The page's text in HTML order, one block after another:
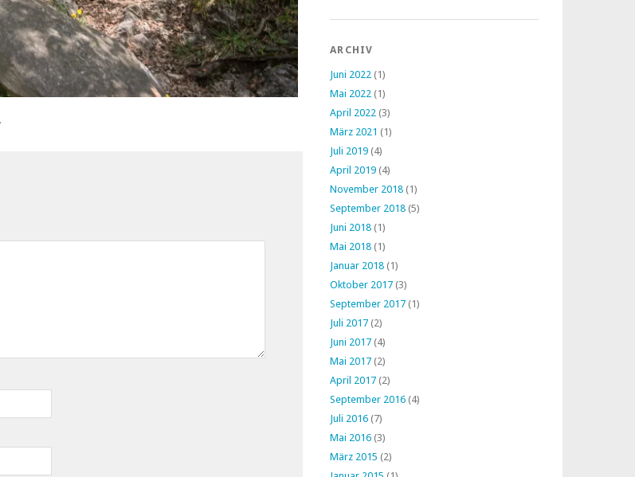
.
ARCHIV
Juni 2022 (1)
Mai 2022 (1)
April 2022 (3)
März 2021 (1)
Juli 2019 (4)
April 2019 (4)
November 2018 (1)
September 2018 (5)
Juni 2018 (1)
Mai 2018 (1)
Januar 2018 (1)
Oktober 2017 (3)
September 2017 (1)
Juli 2017 (2)
Juni 2017 (4)
Mai 2017 (2)
April 2017 (2)
September 2016 (4)
Juli 2016 (7)
Mai 2016 (3)
März 2015 (2)